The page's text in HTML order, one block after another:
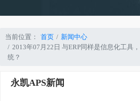
当前位置： 首页
新闻中心
2013年07月22日 与ERP同样是信息化工具
统？
永凯APS新闻